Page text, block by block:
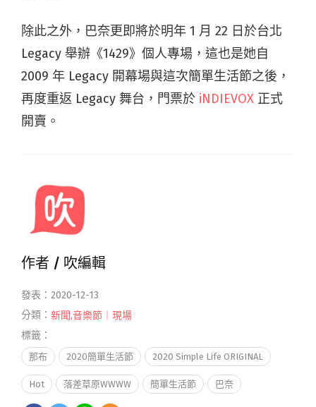
除此之外，巴奈更即將於明年 1 月 22 日於台北
Legacy 舉辦《1429》個人專場，這也是她自
2009 年 Legacy 開幕場與這次簡單生活節之後，
再度重返 Legacy 舞台，門票於 iNDIEVOX 正式
開賣。
作者 / 吹編輯
發表：2020-12-13
分類： 新聞,音樂節｜現場
標籤：
那布 2020簡單生活節 2020 Simple Life ORIGINAL
Hot 落差草原WWWW 簡單生活節 巴奈